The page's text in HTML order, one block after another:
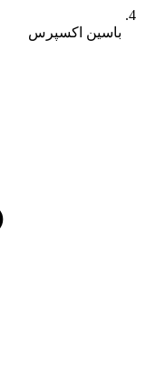
باسین اکسپرس